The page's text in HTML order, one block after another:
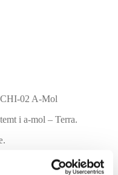
02 A-Mol
i a-mol – Terra.